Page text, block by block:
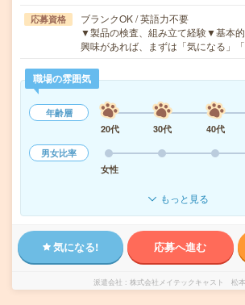
応募資格
ブランクOK / 英語力不要
▼製品の検査、組み立て経験▼基本
興味があれば、まずは「気になる」
職場の雰囲気
年齢層
20代
30代 40代
男女比率
女性
もっと見る
気になる! 応募へ進む
派遣会社 株式会社メイテックキャスト 松